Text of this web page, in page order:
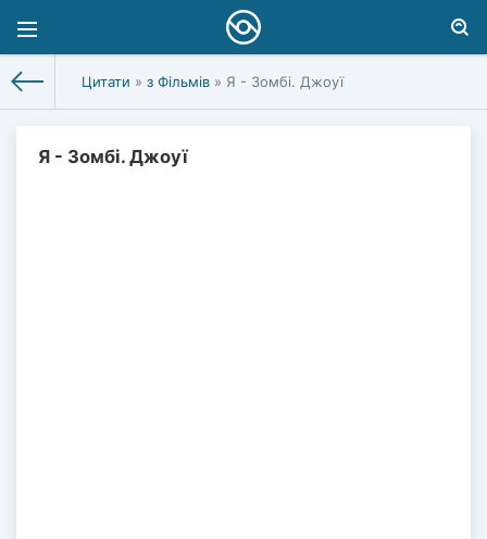
Цитати » з Фільмів » Я - Зомбі. Джоуї
Я - Зомбі. Джоуї